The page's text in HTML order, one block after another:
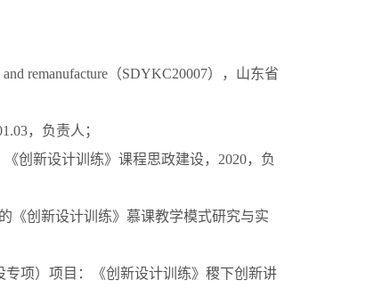
remanufacture（SDYKC20007），山东省
，负责人；
创新设计训练》课程思政建设，2020，负
《创新设计训练》慕课教学模式研究与实
项）项目：《创新设计训练》稷下创新讲